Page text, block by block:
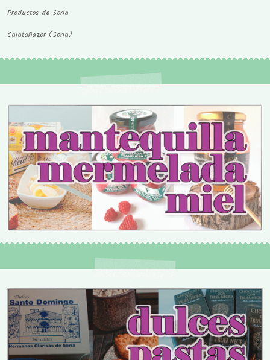
Productos de Soria
Calatañazor (Soria)